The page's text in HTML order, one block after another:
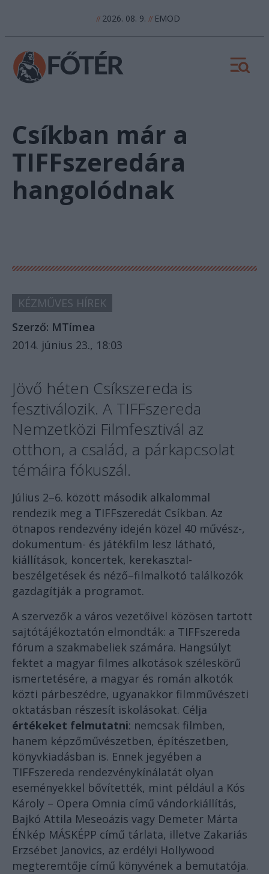
//2026. 08. 9. //EMOD
Csíkban már a
TIFFszeredára
hangolódnak
KÉZMŰVES HÍREK
Szerző: MTímea
2014. június 23., 18:03
Jövő héten Csíkszereda is
fesztiválozik. A TIFFszereda
Nemzetközi Filmfesztivál az
otthon, a család, a párkapcsolat
témáira fókuszál.
Július 2–6. között második alkalommal
rendezik meg a TIFFszeredát Csíkban. Az
ötnapos rendezvény idején közel 40 művész-,
dokumentum- és játékfilm lesz látható,
kiállítások, koncertek, kerekasztal-
beszélgetések és néző–filmalkotó találkozók
gazdagítják a programot.
A szervezők a város vezetőivel közösen tartott
sajtótájékoztatón elmondták: a TIFFszereda
fórum a szakmabeliek számára. Hangsúlyt
fektet a magyar filmes alkotások széleskörű
ismertetésére, a magyar és román alkotók
közti párbeszédre, ugyanakkor filmművészeti
oktatásban részesít iskolásokat. Célja
értékeket felmutatni: nemcsak filmben,
hanem képzőművészetben, építészetben,
könyvkiadásban is. Ennek jegyében a
TIFFszereda rendezvénykínálatát olyan
eseményekkel bővítették, mint például a Kós
Károly – Opera Omnia című vándorkiállítás,
Bajkó Attila Meseoázis vagy Demeter Márta
ÉNkép MÁSKÉPP című tárlata, illetve Zakariás
Erzsébet Janovics, az erdélyi Hollywood
megteremtője című könyvének a bemutatója.